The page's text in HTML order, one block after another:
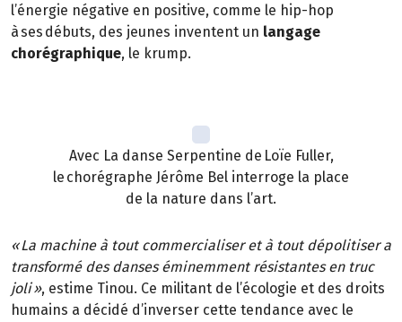
l’énergie négative en positive, comme le hip-hop
à ses débuts, des jeunes inventent un langage
chorégraphique, le krump.
Avec La danse Serpentine de Loïe Fuller,
le chorégraphe Jérôme Bel interroge la place
de la nature dans l’art.
« La machine à tout commercialiser et à tout dépolitiser a
transformé des danses éminemment résistantes en truc
joli », estime Tinou. Ce militant de l’écologie et des droits
humains a décidé d’inverser cette tendance avec le